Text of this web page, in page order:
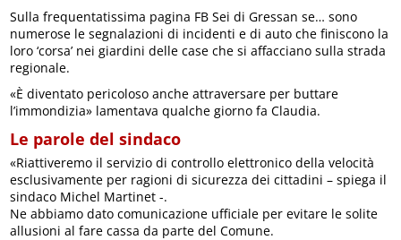
Sulla frequentatissima pagina FB Sei di Gressan se… sono
numerose le segnalazioni di incidenti e di auto che finiscono la
loro ‘corsa’ nei giardini delle case che si affacciano sulla strada
regionale.
«È diventato pericoloso anche attraversare per buttare
l’immondizia» lamentava qualche giorno fa Claudia.
Le parole del sindaco
«Riattiveremo il servizio di controllo elettronico della velocità
esclusivamente per ragioni di sicurezza dei cittadini – spiega il
sindaco Michel Martinet -.
Ne abbiamo dato comunicazione ufficiale per evitare le solite
allusioni al fare cassa da parte del Comune.